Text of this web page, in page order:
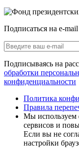
Подписаться на e-
Подписываясь на
обработки
конфиденциальности
Политика
Правила
Мы используем
сервисов и
Если вы не
настройки